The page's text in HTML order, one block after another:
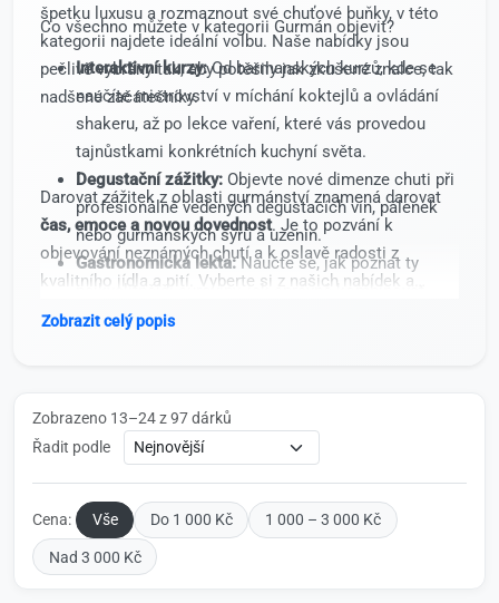
špetku luxusu a rozmaznout své chuťové buňky, v této
kategorii najdete ideální volbu. Naše nabídky jsou
pečlivě vybrány tak, aby potěšily jak zkušené znalce, tak
nadšené začátečníky.
Co všechno můžete v kategorii Gurmán objevit?
Interaktivní kurzy:Od barmanských kurzů, kde se
naučíte mistrovství v míchání koktejlů a ovládání
shakeru, až po lekce vaření, které vás provedou
tajnůstkami konkrétních kuchyní světa.
Degustační zážitky: Objevte nové dimenze chuti při
profesionálně vedených degustacích vín, pálenek
nebo gurmánských sýrů a uzenin.
Gastronomická lekta:Naučte se, jak poznat ty
chutě a jak z obyčejného jídla vykouzlit skutečné
profesionálním prostředí.
Darovat zážitek z oblasti gurmánství znamená darovat
čas, emoce a novou dovednost. Je to pozvání k
objevování neznámých chutí a k oslavě radosti z
kvalitního jídla a pití. Vyberte si z našich nabídek a
dopřejte svým blízkým (nebo i sobě) kulinářský vznos,
který bude v paměti mnohem déle než jen do konce dne.
Zobrazit celý popis
Zobrazeno 13–24 z 97 dárků
Řadit podle
Cena: Vše Do 1 000 Kč 1 000 – 3 000 Kč
Nad 3 000 Kč